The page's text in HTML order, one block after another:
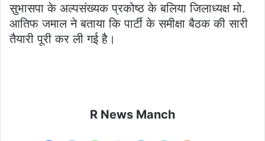
सुभासपा के अल्पसंख्यक प्रकोष्ठ के बलिया जिलाध्यक्ष मो.
आतिफ जमाल ने बताया कि पार्टी के समीक्षा बैठक की सारी
तैयारी पूरी कर ली गई है।
R News Manch